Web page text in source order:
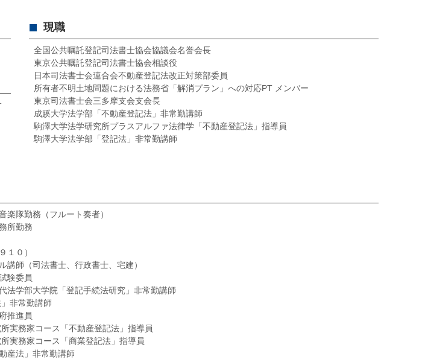
現職
全国公共嘱託登記司法書士協会協議会名誉会長
東京公共嘱託登記司法書士協会相談役
日本司法書士会連合会不動産登記法改正対策部委員
所有者不明土地問題における法務省「解消プラン」への対応PT メンバー
東京司法書士会三多摩支会支会長
成蹊大学法学部「不動産登記法」非常勤講師
駒澤大学法学研究所プラスアルファ法律学「不動産登記法」指導員
駒澤大学法学部「登記法」非常勤講師
隊勤務（フルート奏者）
所勤務
０）
師（司法書士、行政書士、宅建）
験委員
学部大学院「登記手続法研究」非常勤講師
非常勤講師
推進員
実務家コース「不動産登記法」指導員
実務家コース「商業登記法」指導員
産法」非常勤講師